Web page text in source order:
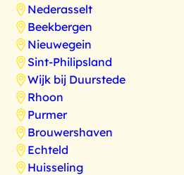
Nederasselt
Beekbergen
Nieuwegein
Sint-Philipsland
Wijk bij Duurstede
Rhoon
Purmer
Brouwershaven
Echteld
Huisseling